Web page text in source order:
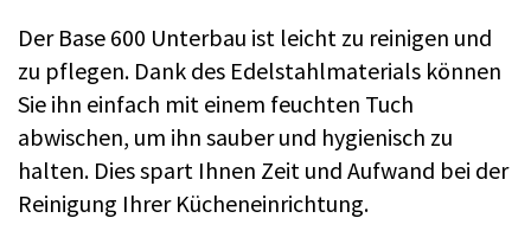
Der Base 600 Unterbau ist leicht zu reinigen und
zu pflegen. Dank des Edelstahlmaterials können
Sie ihn einfach mit einem feuchten Tuch
abwischen, um ihn sauber und hygienisch zu
halten. Dies spart Ihnen Zeit und Aufwand bei der
Reinigung Ihrer Kücheneinrichtung.